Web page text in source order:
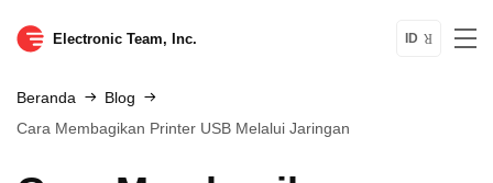
Electronic Team, Inc. ID
Beranda
Blog
Cara Membagikan Printer USB Melalui Jaringan